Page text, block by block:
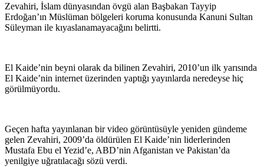
Zevahiri, İslam dünyasından övgü alan Başbakan Tayyip
Erdoğan’ın Müslüman bölgeleri koruma konusunda Kanuni Sultan
Süleyman ile kıyaslanamayacağını belirtti.
El Kaide’nin beyni olarak da bilinen Zevahiri, 2010’un ilk yarısında
El Kaide’nin internet üzerinden yaptığı yayınlarda neredeyse hiç
görülmüyordu.
Geçen hafta yayınlanan bir video görüntüsüyle yeniden gündeme
gelen Zevahiri, 2009’da öldürülen El Kaide’nin liderlerinden
Mustafa Ebu el Yezid’e, ABD’nin Afganistan ve Pakistan’da
yenilgiye uğratılacağı sözü verdi.